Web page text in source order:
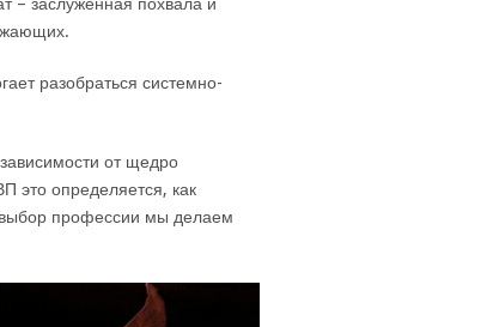
– заслуженная похвала и
разобраться системно-
от щедро
это определяется, как
выбор профессии мы делаем